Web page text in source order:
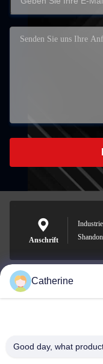
Anschrift
Catherine
Good day, what